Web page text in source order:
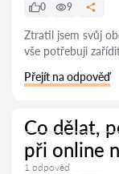
0
9
Ztratil jsem svůj
vše potřebuji
Přejít na odpověď
Co dělat,
při online
1 odpověď